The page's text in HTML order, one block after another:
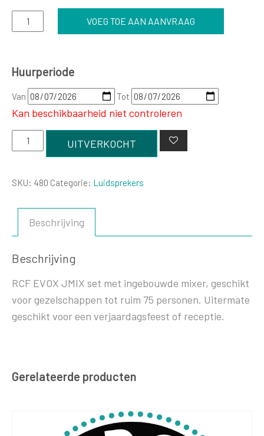
RCF
EVOX
VOEG TOE AAN AANVRAAG
Huurperiode
Van Tot
Kan beschikbaarheid niet controleren
RCF
EVOX
aantal
UITVERKOCHT
SKU: 480 Categorie: Luidsprekers
Beschrijving
Beschrijving
RCF EVOX JMIX set met ingebouwde mixer, geschikt
voor gezelschappen tot ruim 75 personen. Uitermate
geschikt voor een verjaardagsfeest of receptie.
Gerelateerde producten